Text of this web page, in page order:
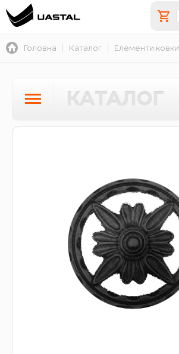
Головна Каталог Елементи ковки
КАТАЛОГ